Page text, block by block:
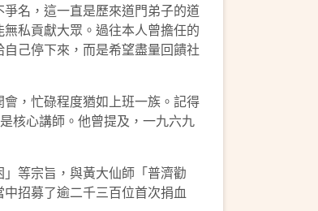
名，這一直是歷來道門弟子的道
私貢獻大眾。過往本人曾擔任的
己停下來，而是希望盡量回饋社
，忙碌程度猶如上班一族。記得
核心講師。他曾提及，一九六九
等宗旨，與黃大仙師「普濟勸
招募了逾二千三百位首次捐血